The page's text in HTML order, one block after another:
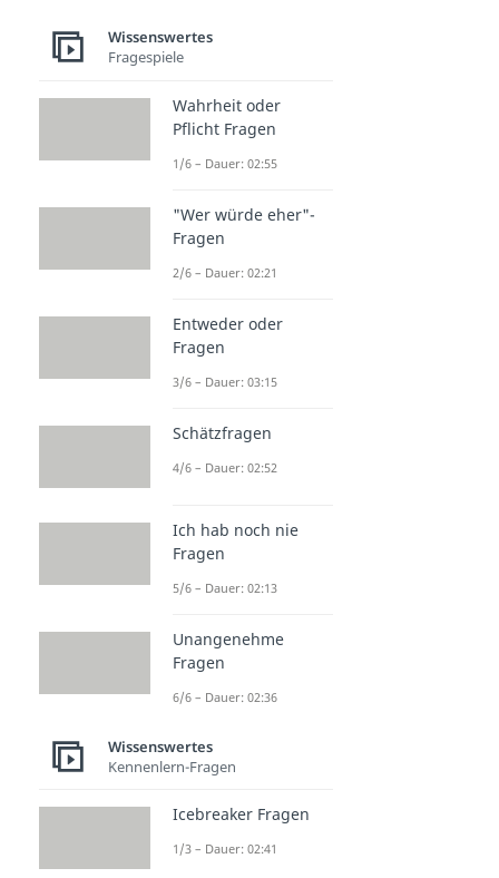
Wissenswertes
Fragespiele
Wahrheit oder
Pflicht Fragen
1/6 – Dauer: 02:55
"Wer würde eher"-
Fragen
2/6 – Dauer: 02:21
Entweder oder
Fragen
3/6 – Dauer: 03:15
Schätzfragen
4/6 – Dauer: 02:52
Ich hab noch nie
Fragen
5/6 – Dauer: 02:13
Unangenehme
Fragen
6/6 – Dauer: 02:36
Wissenswertes
Kennenlern-Fragen
Icebreaker Fragen
1/3 – Dauer: 02:41